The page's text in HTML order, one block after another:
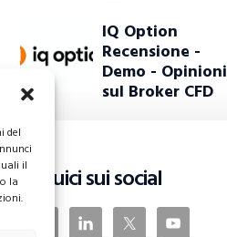
del
il
la
IQ Option
Recensione -
Demo - Opinioni
sul Broker CFD
Seguici sui social